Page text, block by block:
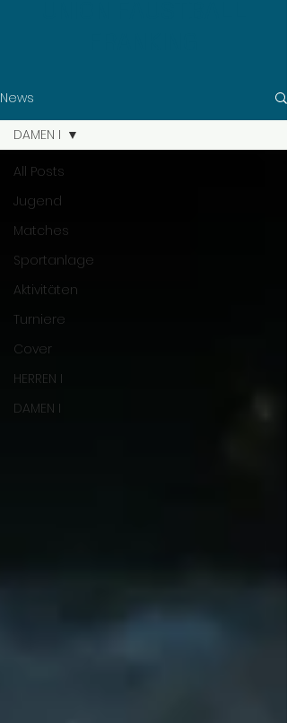
News
All Posts
Jugend
Matches
Sportanlage
Aktivitäten
Turniere
Cover
HERREN I
DAMEN I
DAMEN I